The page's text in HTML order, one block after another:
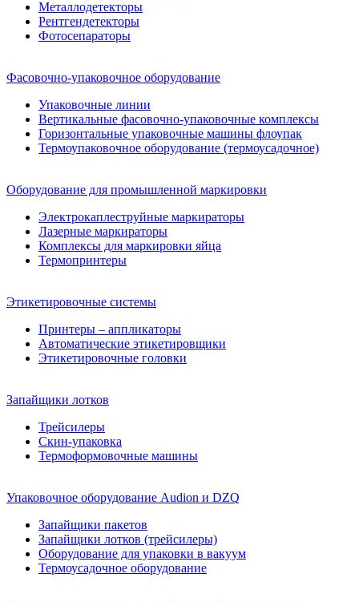
Металлодетекторы
Рентгендетекторы
Фотосепараторы
Фасовочно-упаковочное оборудование
Упаковочные линии
Вертикальные фасовочно-упаковочные комплексы
Горизонтальные упаковочные машины флоупак
Термоупаковочное оборудование (термоусадочное)
Оборудование для промышленной маркировки
Электрокаплеструйные маркираторы
Лазерные маркираторы
Комплексы для маркировки яйца
Термопринтеры
Этикетировочные системы
Принтеры – аппликаторы
Автоматические этикетировщики
Этикетировочные головки
Запайщики лотков
Трейсилеры
Скин-упаковка
Термоформовочные машины
Упаковочное оборудование Audion и DZQ
Запайщики пакетов
Запайщики лотков (трейсилеры)
Оборудование для упаковки в вакуум
Термоусадочное оборудование